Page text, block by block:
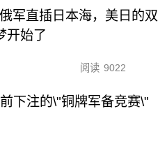
军直插日本海，美日的双
开始了
阅读 9022
下注的\"铜牌军备竞赛\"